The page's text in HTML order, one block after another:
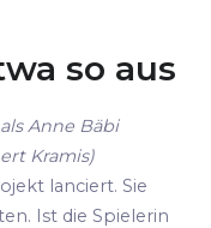
so aus
Anne Bäbi
Kramis)
lanciert. Sie
Ist die Spielerin